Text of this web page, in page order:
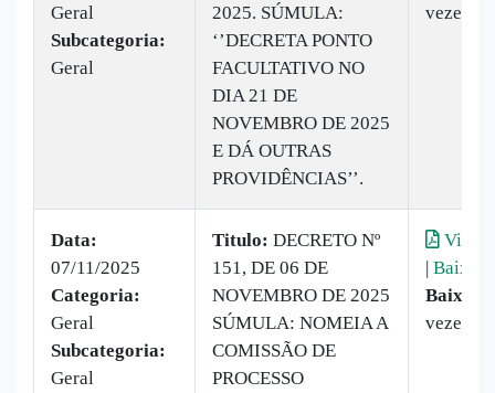
Geral
Subcategoria:
Geral
2025. SÚMULA:
‘’DECRETA PONTO
FACULTATIVO NO
DIA 21 DE
NOVEMBRO DE 2025
E DÁ OUTRAS
PROVIDÊNCIAS’’.
vezes
Data:
07/11/2025
Categoria:
Geral
Subcategoria:
Geral
Titulo: DECRETO Nº
151, DE 06 DE
NOVEMBRO DE 2025
SÚMULA: NOMEIA A
COMISSÃO DE
PROCESSO
| Baixar
vezes